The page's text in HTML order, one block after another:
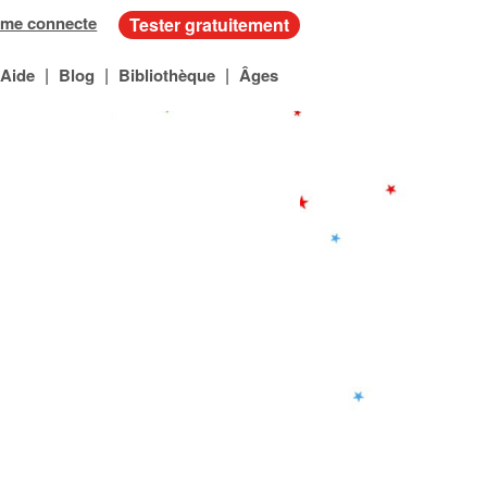
connecte Tester gratuitement
Aide | Blog | Bibliothèque | Âges